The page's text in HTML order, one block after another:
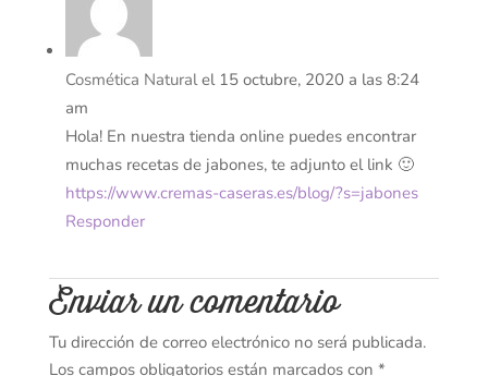
Cosmética Natural el 15 octubre, 2020 a las 8:24
am
Hola! En nuestra tienda online puedes encontrar
muchas recetas de jabones, te adjunto el link 🙂
https://www.cremas-caseras.es/blog/?s=jabones
Responder
Enviar un comentario
Tu dirección de correo electrónico no será publicada.
Los campos obligatorios están marcados con *